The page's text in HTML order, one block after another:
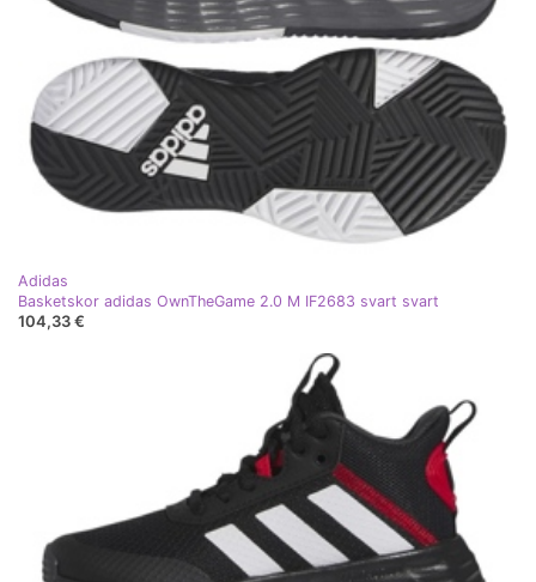
Adidas
Basketskor adidas OwnTheGame 2.0 M IF2683 svart svart
104,33 €